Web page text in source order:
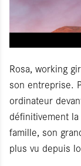
Rosa, working
son entreprise.
ordinateur
définitivement
famille, son
plus vu depuis